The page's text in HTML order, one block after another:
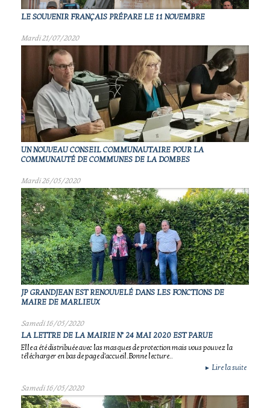
LE SOUVENIR FRANÇAIS PRÉPARE LE 11 NOVEMBRE
Mardi 21/07/2020
UN NOUVEAU CONSEIL COMMUNAUTAIRE POUR LA
COMMUNAUTÉ DE COMMUNES DE LA DOMBES
Mardi 26/05/2020
JP GRANDJEAN EST RENOUVELÉ DANS LES FONCTIONS DE
MAIRE DE MARLIEUX
Samedi 16/05/2020
LA LETTRE DE LA MAIRIE N° 24 MAI 2020 EST PARUE
Elle a été distribuée avec las masques de protection mais vous pouvez la
télécharger en bas de page d'accueil.Bonne lecture..
► Lire la suite
Samedi 16/05/2020